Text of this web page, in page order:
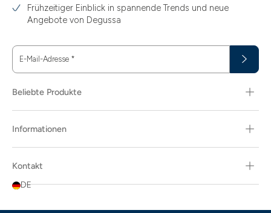
15
15.60
3.10
Frühzeitiger Einblick in spannende Trends und neue
Angebote von Degussa
E-Mail-Adresse *
Beliebte Produkte
Informationen
Kontakt
DE